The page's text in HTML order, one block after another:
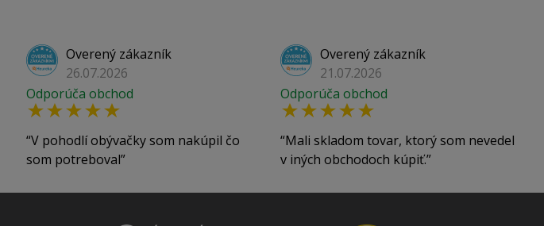
Overený zákazník
26.07.2026
Odporúča obchod
V pohodlí obývačky som nakúpil čo
som potreboval
Overený zákazník
21.07.2026
Odporúča obchod
Mali skladom tovar, ktorý som nevedel
v iných obchodoch kúpiť.